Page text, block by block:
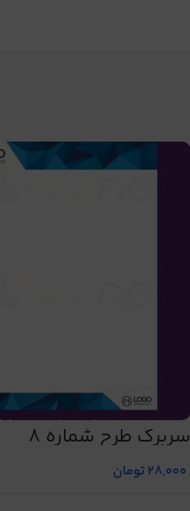
سربرگ طرح شماره 8
28,000تومان